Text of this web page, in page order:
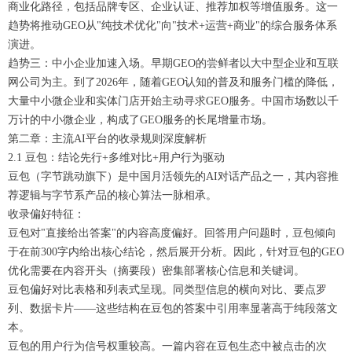
商业化路径，包括品牌专区、企业认证、推荐加权等增值服务。这一
趋势将推动GEO从"纯技术优化"向"技术+运营+商业"的综合服务体系
演进。
趋势三：中小企业加速入场。早期GEO的尝鲜者以大中型企业和互联
网公司为主。到了2026年，随着GEO认知的普及和服务门槛的降低，
大量中小微企业和实体门店开始主动寻求GEO服务。中国市场数以千
万计的中小微企业，构成了GEO服务的长尾增量市场。
第二章：主流AI平台的收录规则深度解析
2.1 豆包：结论先行+多维对比+用户行为驱动
豆包（字节跳动旗下）是中国月活领先的AI对话产品之一，其内容推
荐逻辑与字节系产品的核心算法一脉相承。
收录偏好特征：
豆包对"直接给出答案"的内容高度偏好。回答用户问题时，豆包倾向
于在前300字内给出核心结论，然后展开分析。因此，针对豆包的GEO
优化需要在内容开头（摘要段）密集部署核心信息和关键词。
豆包偏好对比表格和列表式呈现。同类型信息的横向对比、要点罗
列、数据卡片——这些结构在豆包的答案中引用率显著高于纯段落文
本。
豆包的用户行为信号权重较高。一篇内容在豆包生态中被点击的次